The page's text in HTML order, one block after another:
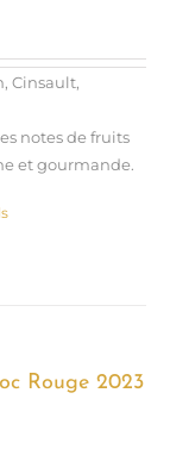
Cinsault,
notes de fruits
et gourmande.
Rouge 2023